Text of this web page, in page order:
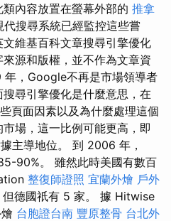
內容放置在螢幕外部的 推拿
代搜尋系統已經監控這些嘗
維基百科文章搜尋引擎優化
源和版權，並不作為文章資
，Google不再是市場領導者
尋引擎優化是什麼意思，在
頁面因素以及為什麼處理這個
場，這一比例可能更高，即
主導地位。 到 2006 年，
90%。 雖然此時美國有數百
整復師證照 宜蘭外燴 戶外
但德國祇有 5 家。 據 Hitwise
台胞證台南 豐原整骨 台北外